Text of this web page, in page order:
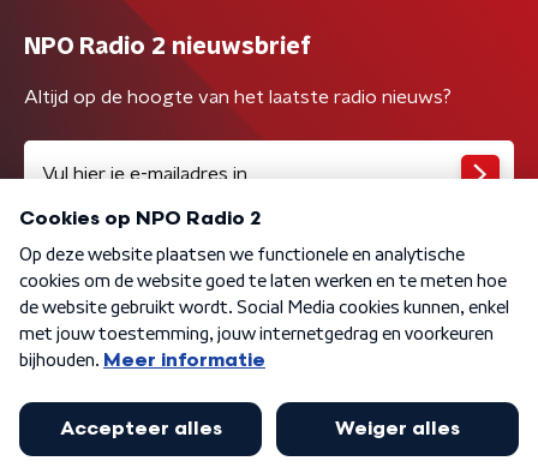
NPO Radio 2 nieuwsbrief
Altijd op de hoogte van het laatste radio nieuws?
Algemene voorwaarden